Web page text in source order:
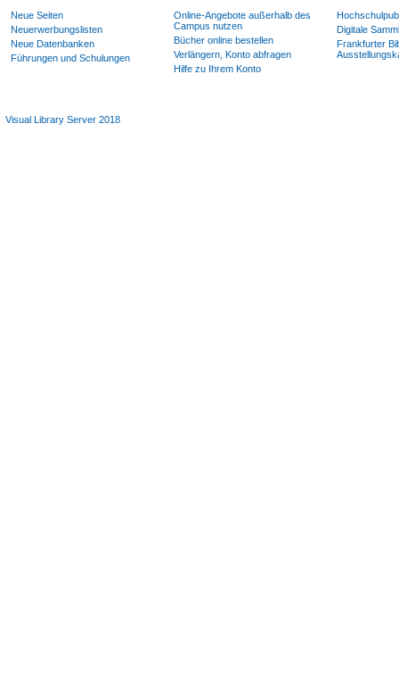
Neue Seiten
Neuerwerbungslisten
Neue Datenbanken
Führungen und Schulungen
Online-Angebote außerhalb des
Campus nutzen
Bücher online bestellen
Verlängern, Konto abfragen
Hilfe zu Ihrem Konto
Digitale
Frankfurter
Visual Library Server 2018